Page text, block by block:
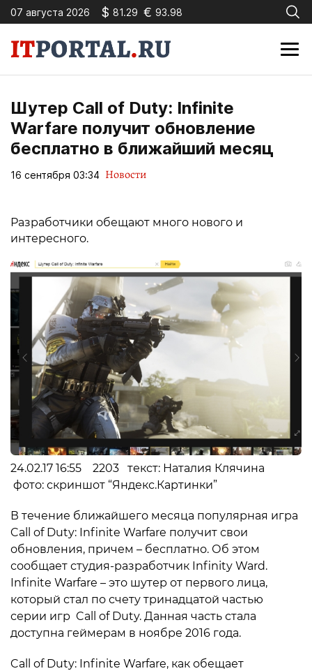
07 августа 2026 $ 81.29 € 93.98
Шутер Call of Duty: Infinite
Warfare получит обновление
бесплатно в ближайший месяц
16 сентября 03:34 Новости
Разработчики обещают много нового и
интересного.
24.02.17 16:55 2203 текст: Наталия Клячина
фото: скриншот “Яндекс.Картинки”
В течение ближайшего месяца популярная игра
Call of Duty: Infinite Warfare получит свои
обновления, причем – бесплатно. Об этом
сообщает студия-разработчик Infinity Ward.
Infinite Warfare – это шутер от первого лица,
который стал по счету тринадцатой частью
серии игр Call of Duty. Данная часть стала
доступна геймерам в ноябре 2016 года.
Call of Duty: Infinite Warfare, как обещает